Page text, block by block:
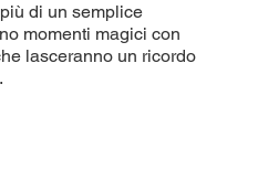
di un semplice
momenti magici con
lasceranno un ricordo